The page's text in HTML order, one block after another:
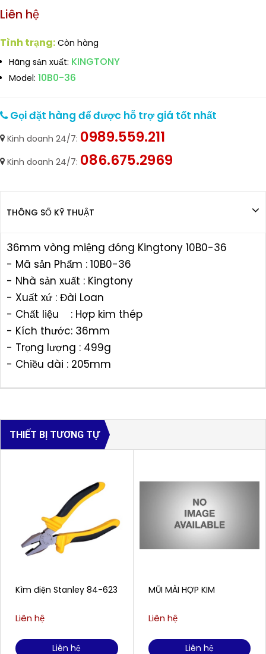
Liên hệ
Tình trạng: Còn hàng
Hãng sản xuất: KINGTONY
Model: 10B0-36
Gọi đặt hàng để được hỗ trợ giá tốt nhất
Kinh doanh 24/7: 0989.559.211
Kinh doanh 24/7: 086.675.2969
THÔNG SỐ KỸ THUẬT
36mm vòng miệng đóng Kingtony 10B0-36
- Mã sản Phẩm : 10B0-36
- Nhà sản xuất : Kingtony
- Xuất xứ : Đài Loan
- Chất liệu : Hợp kim thép
- Kích thước: 36mm
- Trọng lượng : 499g
- Chiều dài : 205mm
THIẾT BỊ TƯƠNG TỰ
Kìm điện Stanley 84-623
Liên hệ
Liên hệ
MŨI MÀI HỢP KIM
Liên hệ
Liên hệ